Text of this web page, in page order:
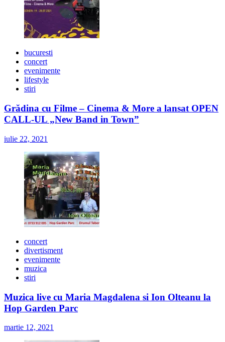
bucuresti
concert
evenimente
lifestyle
stiri
Grădina cu Filme – Cinema & More a lansat OPEN
CALL-UL „New Band in Town”
iulie 22, 2021
concert
divertisment
evenimente
muzica
stiri
Muzica live cu Maria Magdalena si Ion Olteanu la
Hop Garden Parc
martie 12, 2021